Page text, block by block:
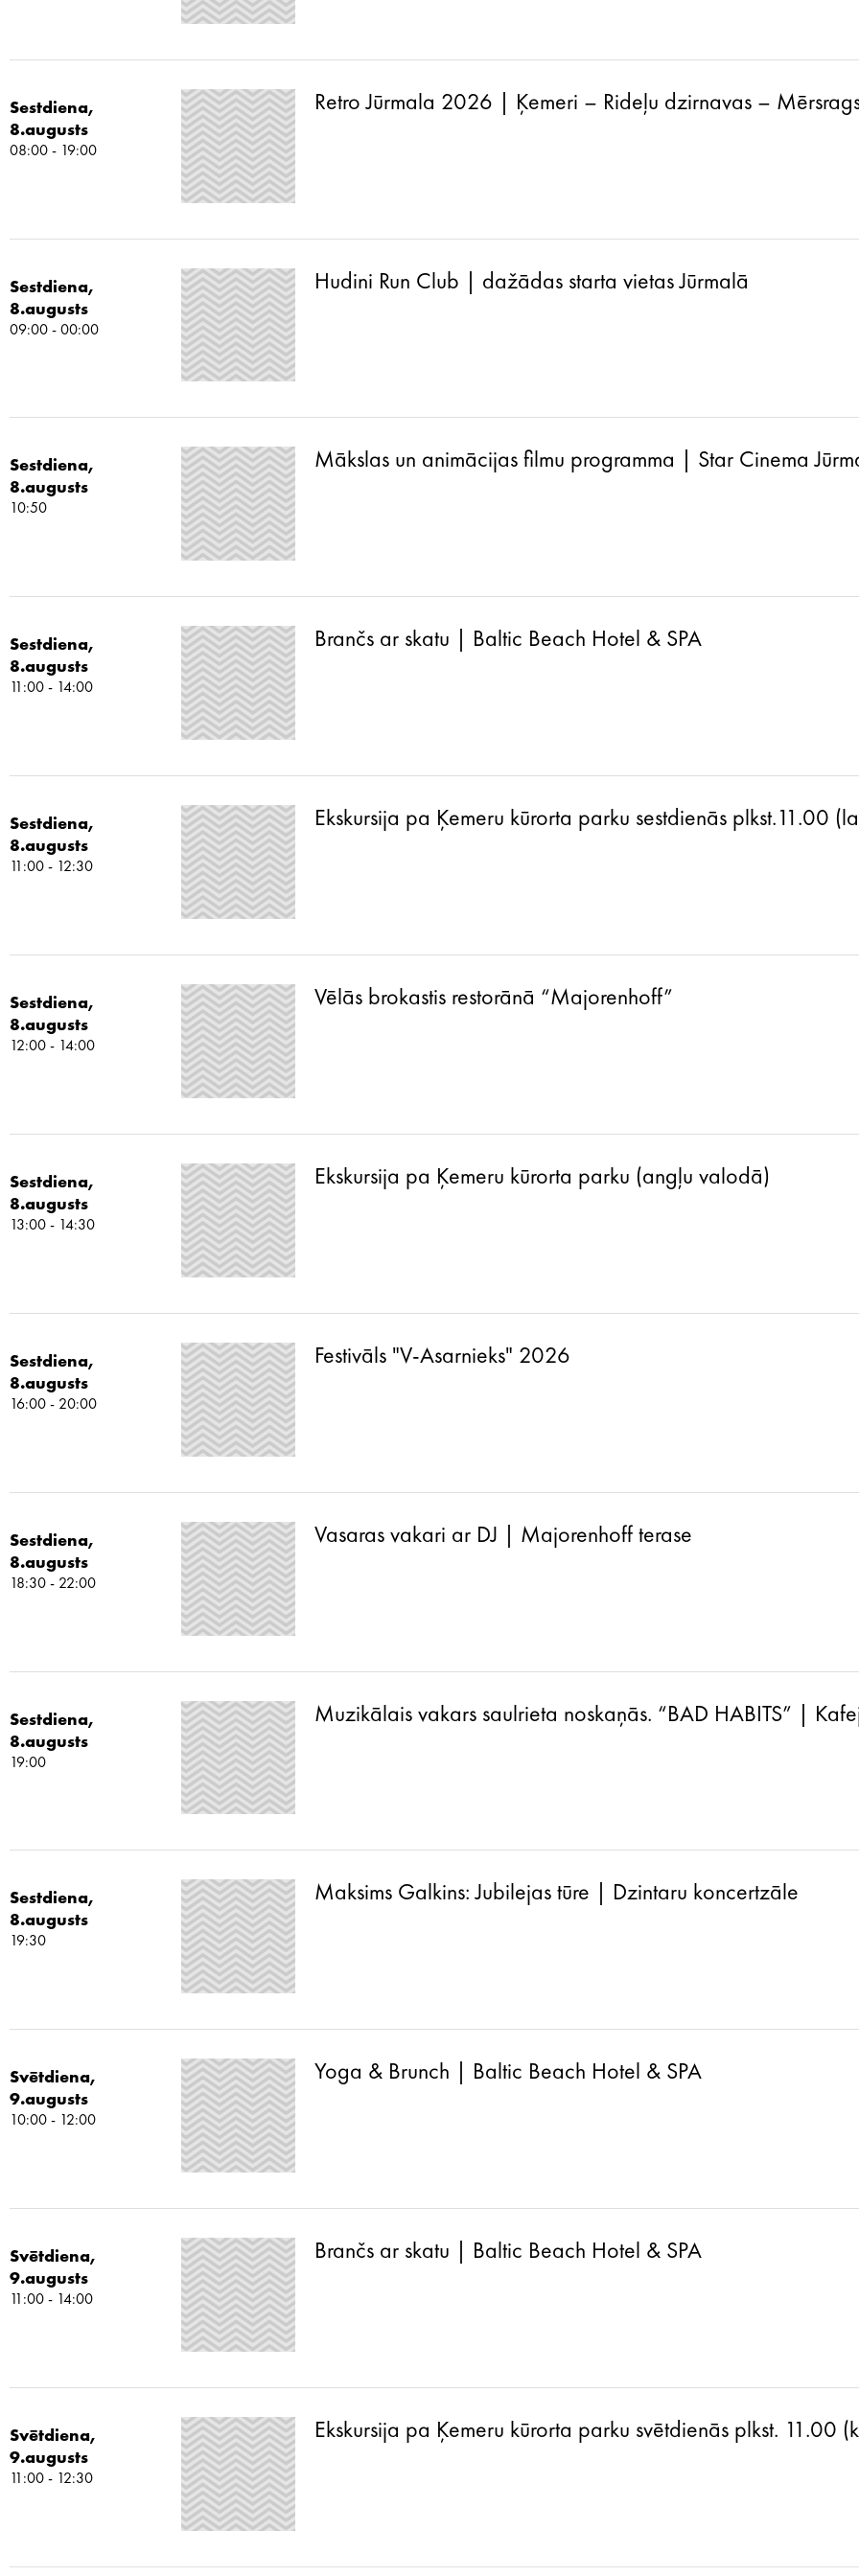
Sestdiena,
8.augusts
08:00 - 19:00
Retro Jūrmala 2026 | Ķemeri – Rideļu dzirnavas –
Sestdiena,
8.augusts
09:00 - 00:00
Hudini Run Club | dažādas starta vietas Jūrmalā
Sestdiena,
8.augusts
10:50
Mākslas un animācijas filmu programma | Star Cinema
Sestdiena,
8.augusts
11:00 - 14:00
Brančs ar skatu | Baltic Beach Hotel & SPA
Sestdiena,
8.augusts
11:00 - 12:30
Ekskursija pa Ķemeru kūrorta parku sestdienās plkst.11.00
Sestdiena,
8.augusts
12:00 - 14:00
Vēlās brokastis restorānā “Majorenhoff”
Sestdiena,
8.augusts
13:00 - 14:30
Ekskursija pa Ķemeru kūrorta parku (angļu valodā)
Sestdiena,
8.augusts
16:00 - 20:00
Festivāls "V-Asarnieks" 2026
Sestdiena,
8.augusts
18:30 - 22:00
Vasaras vakari ar DJ | Majorenhoff terase
Sestdiena,
8.augusts
19:00
Muzikālais vakars saulrieta noskaņās. “BAD HABITS” |
Sestdiena,
8.augusts
19:30
Maksims Galkins: Jubilejas tūre | Dzintaru koncertzāle
Svētdiena,
9.augusts
10:00 - 12:00
Yoga & Brunch | Baltic Beach Hotel & SPA
Svētdiena,
9.augusts
11:00 - 14:00
Brančs ar skatu | Baltic Beach Hotel & SPA
Svētdiena,
9.augusts
11:00 - 12:30
Ekskursija pa Ķemeru kūrorta parku svētdienās plkst. 11.00